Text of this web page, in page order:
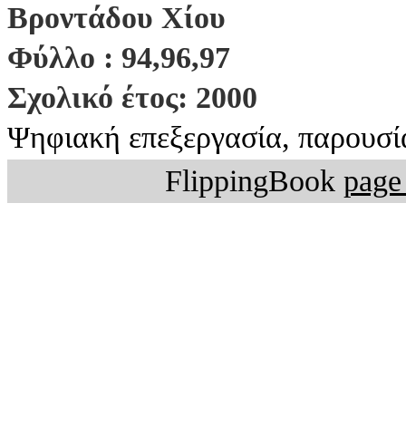
Βροντάδου Χίου
Φύλλο : 94,96,97
Σχολικό έτος: 2000
Ψηφιακή επεξεργασία,
FlippingBook